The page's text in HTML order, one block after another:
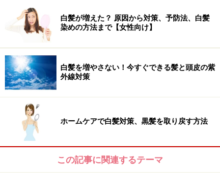
白髪が増えた？ 原因から対策、予防法、白髪
染めの方法まで【女性向け】
白髪を増やさない！今すぐできる髪と頭皮の紫
外線対策
ホームケアで白髪対策、黒髪を取り戻す方法
この記事に関連するテーマ